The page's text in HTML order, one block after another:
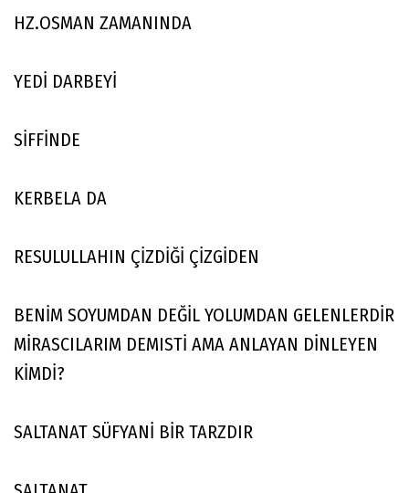
HZ.OSMAN ZAMANINDA
YEDİ DARBEYİ
SİFFİNDE
KERBELA DA
RESULULLAHIN ÇİZDİĞİ ÇİZGİDEN
BENİM SOYUMDAN DEĞİL YOLUMDAN GELENLERDİR
MİRASCILARIM DEMISTİ AMA ANLAYAN DİNLEYEN
KİMDİ?
SALTANAT SÜFYANİ BİR TARZDIR